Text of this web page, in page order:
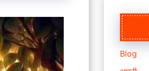
Blog